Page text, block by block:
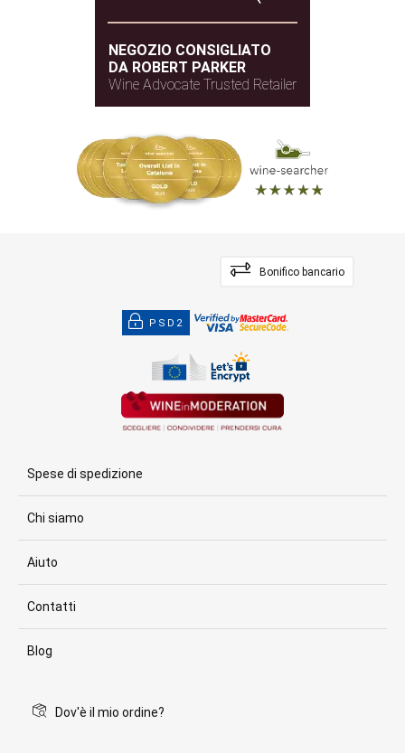
NEGOZIO CONSIGLIATO
DA ROBERT PARKER
Wine Advocate Trusted Retailer
Bonifico bancario
PSD2
Spese di spedizione
Chi siamo
Aiuto
Contatti
Blog
Dov'è il mio ordine?